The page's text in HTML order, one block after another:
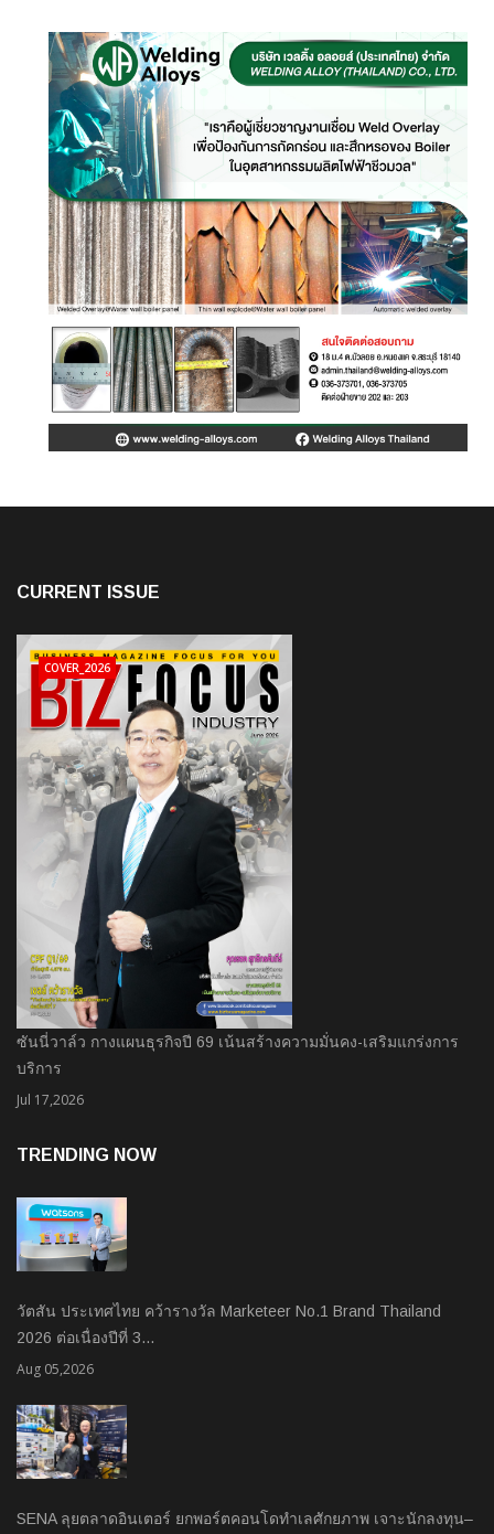
CURRENT ISSUE
ซันนี่วาล์ว กางแผนธุรกิจปี 69 เน้นสร้างความมั่นคง-เสริมแกร่งการ
บริการ
Jul 17,2026
COVER_2026
TRENDING NOW
วัตสัน ประเทศไทย คว้ารางวัล Marketeer No.1 Brand Thailand
2026 ต่อเนื่องปีที่ 3…
Aug 05,2026
SENA ลุยตลาดอินเตอร์ ยกพอร์ตคอนโดทำเลศักยภาพ เจาะนักลงทุน–